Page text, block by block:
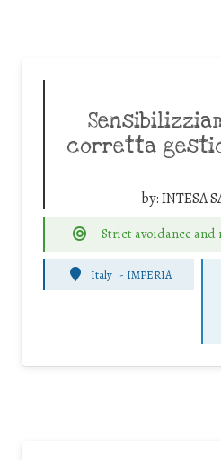
corretta
by:INTESA
Strict avoidance
Italy - IMPERIA